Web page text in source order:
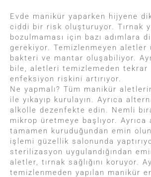
Evde manikür yaparken hijyene
ciddi bir risk oluşturuyor. Tırnak
bozulmaması için bazı adımlara
gerekiyor. Temizlenmeyen aletler
bakteri ve mantar oluşabiliyor.
bile, aletleri temizlemeden tekrar
enfeksiyon riskini artırıyor.
Ne yapmalı? Tüm manikür
ile yıkayıp kurulayın. Ayrıca
alkolle dezenfekte edin. Nemli
mikrop üretmeye başlıyor. Ayrıca
tamamen kuruduğundan emin
işlemi güzellik salonunda
sterilizasyon uygulandığından
aletler, tırnak sağlığını koruyor.
temizlenmeden yapılan manikür